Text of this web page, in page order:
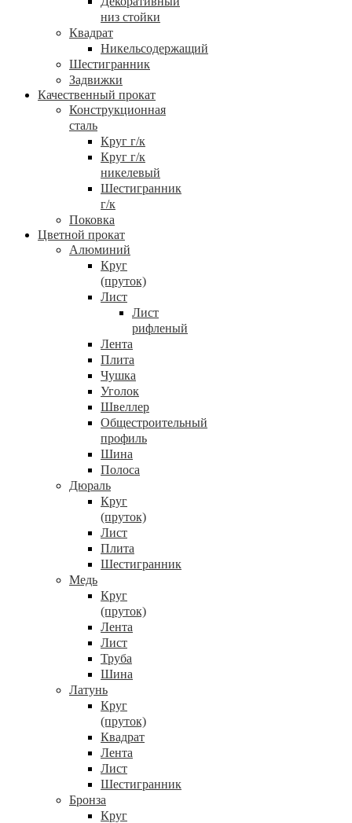
низ стойки
Квадрат
Никельсодержащий
Шестигранник
Задвижки
Качественный прокат
Конструкционная
сталь
Круг г/к
Круг г/к
никелевый
Шестигранник
г/к
Поковка
Цветной прокат
Алюминий
Круг
(пруток)
Лист
Лист
рифленый
Лента
Плита
Чушка
Уголок
Швеллер
Общестроительный
профиль
Шина
Полоса
Дюраль
Круг
(пруток)
Лист
Плита
Шестигранник
Медь
Круг
(пруток)
Лента
Лист
Труба
Шина
Латунь
Круг
(пруток)
Квадрат
Лента
Лист
Шестигранник
Бронза
Круг